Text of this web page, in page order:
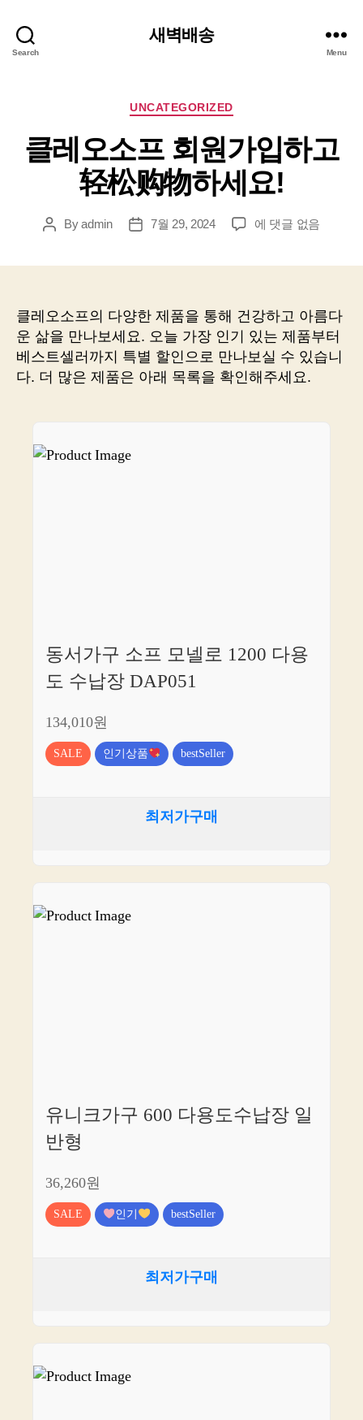
Search
새벽배송
Menu
Categories
UNCATEGORIZED
클레오소프 회원가입하고
轻松购物하세요!
PostByadmin
Post7월 29, 2024
클
회
원
가
입
하
轻
에 댓글 없음
클레오소프의 다양한 제품을 통해 건강하고 아름다
운 삶을 만나보세요. 오늘 가장 인기 있는 제품부터
베스트셀러까지 특별 할인으로 만나보실 수 있습니
다. 더 많은 제품은 아래 목록을 확인해주세요.
동서가구 소프 모넬로 1200 다용
도 수납장 DAP051
134,010원
SALE 인기상품 bestSeller
최저가구매
유니크가구 600 다용도수납장 일
반형
36,260원
SALE 인기 bestSeller
최저가구매